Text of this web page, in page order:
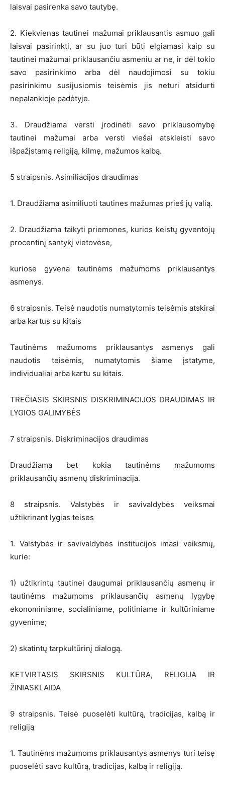
laisvai pasirenka savo tautybę.
2. Kiekvienas tautinei mažumai priklausantis asmuo gali
laisvai pasirinkti, ar su juo turi būti elgiamasi kaip su
tautinei mažumai priklausančiu asmeniu ar ne, ir dėl tokio
savo pasirinkimo arba dėl naudojimosi su tokiu
pasirinkimu susijusiomis teisėmis jis neturi atsidurti
nepalankioje padėtyje.
3. Draudžiama versti įrodinėti savo priklausomybę
tautinei mažumai arba versti viešai atskleisti savo
išpažįstamą religiją, kilmę, mažumos kalbą.
5 straipsnis. Asimiliacijos draudimas
1. Draudžiama asimiliuoti tautines mažumas prieš jų valią.
2. Draudžiama taikyti priemones, kurios keistų gyventojų
procentinį santykį vietovėse,
kuriose gyvena tautinėms mažumoms priklausantys
asmenys.
6 straipsnis. Teisė naudotis numatytomis teisėmis atskirai
arba kartus su kitais
Tautinėms mažumoms priklausantys asmenys gali
naudotis teisėmis, numatytomis šiame įstatyme,
individualiai arba kartu su kitais.
TREČIASIS SKIRSNIS DISKRIMINACIJOS DRAUDIMAS IR
LYGIOS GALIMYBĖS
7 straipsnis. Diskriminacijos draudimas
Draudžiama bet kokia tautinėms mažumoms
priklausančių asmenų diskriminacija.
8 straipsnis. Valstybės ir savivaldybės veiksmai
užtikrinant lygias teises
1. Valstybės ir savivaldybės institucijos imasi veiksmų,
kurie:
1) užtikrintų tautinei daugumai priklausančių asmenų ir
tautinėms mažumoms priklausančių asmenų lygybę
ekonominiame, socialiniame, politiniame ir kultūriniame
gyvenime;
2) skatintų tarpkultūrinį dialogą.
KETVIRTASIS SKIRSNIS KULTŪRA, RELIGIJA IR
ŽINIASKLAIDA
9 straipsnis. Teisė puoselėti kultūrą, tradicijas, kalbą ir
religiją
1. Tautinėms mažumoms priklausantys asmenys turi teisę
puoselėti savo kultūrą, tradicijas, kalbą ir religiją.